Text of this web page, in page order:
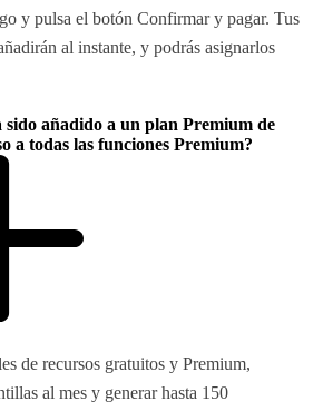
y pulsa el botón Confirmar y pagar. Tus
al instante, y podrás asignarlos
sido añadido a un plan Premium de
a todas las funciones Premium?
de recursos gratuitos y Premium,
al mes y generar hasta 150